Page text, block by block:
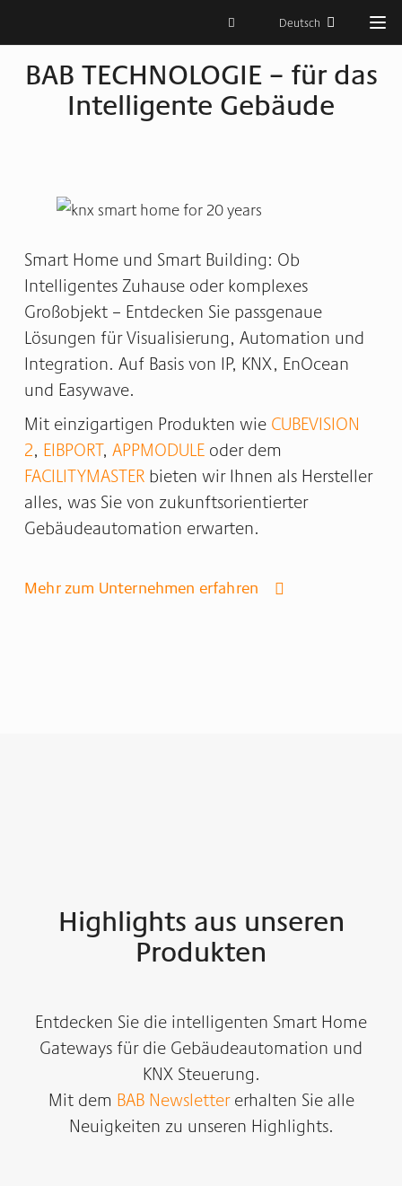
Deutsch
BAB TECHNOLOGIE – für das
Intelligente Gebäude
Smart Home und Smart Building: Ob
Intelligentes Zuhause oder komplexes
Großobjekt – Entdecken Sie passgenaue
Lösungen für Visualisierung, Automation und
Integration. Auf Basis von IP, KNX, EnOcean
und Easywave.
Mit einzigartigen Produkten wieCUBEVISION
2, EIBPORT, APPMODULEoder dem
FACILITYMASTERbieten wir Ihnen als Hersteller
alles, was Sie von zukunftsorientierter
Gebäudeautomation erwarten.
Mehr zum Unternehmen erfahren
Highlights aus unseren
Produkten
Entdecken Sie die intelligenten Smart Home
Gateways für die Gebäudeautomation und
KNX Steuerung.
Mit dem BAB Newslettererhalten Sie alle
Neuigkeiten zu unseren Highlights.